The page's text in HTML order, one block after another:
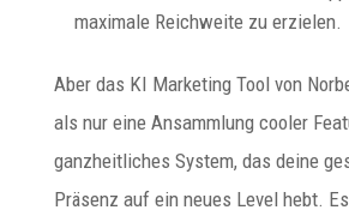
maximale Reichweite zu erzielen.
Aber das KI Marketing Tool von
als nur eine Ansammlung cooler
ganzheitliches System, das deine
Präsenz auf ein neues Level hebt.